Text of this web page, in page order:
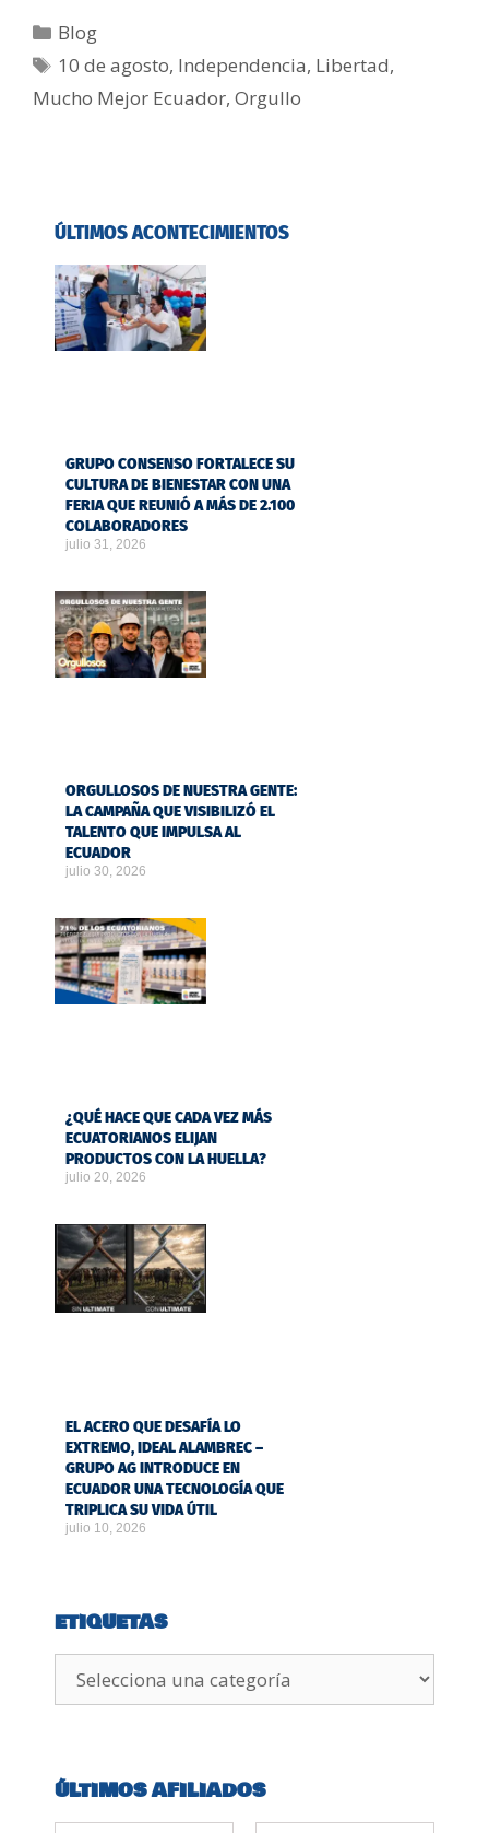
Blog
10 de agosto, Independencia, Libertad,
Mucho Mejor Ecuador, Orgullo
ÚLTIMOS ACONTECIMIENTOS
GRUPO CONSENSO FORTALECE SU
CULTURA DE BIENESTAR CON UNA
FERIA QUE REUNIÓ A MÁS DE 2.100
COLABORADORES
julio 31, 2026
ORGULLOSOS DE NUESTRA GENTE:
LA CAMPAÑA QUE VISIBILIZÓ EL
TALENTO QUE IMPULSA AL
ECUADOR
julio 30, 2026
¿QUÉ HACE QUE CADA VEZ MÁS
ECUATORIANOS ELIJAN
PRODUCTOS CON LA HUELLA?
julio 20, 2026
EL ACERO QUE DESAFÍA LO
EXTREMO, IDEAL ALAMBREC –
GRUPO AG INTRODUCE EN
ECUADOR UNA TECNOLOGÍA QUE
TRIPLICA SU VIDA ÚTIL
julio 10, 2026
ETIQUETAS
ÚLTIMOS AFILIADOS